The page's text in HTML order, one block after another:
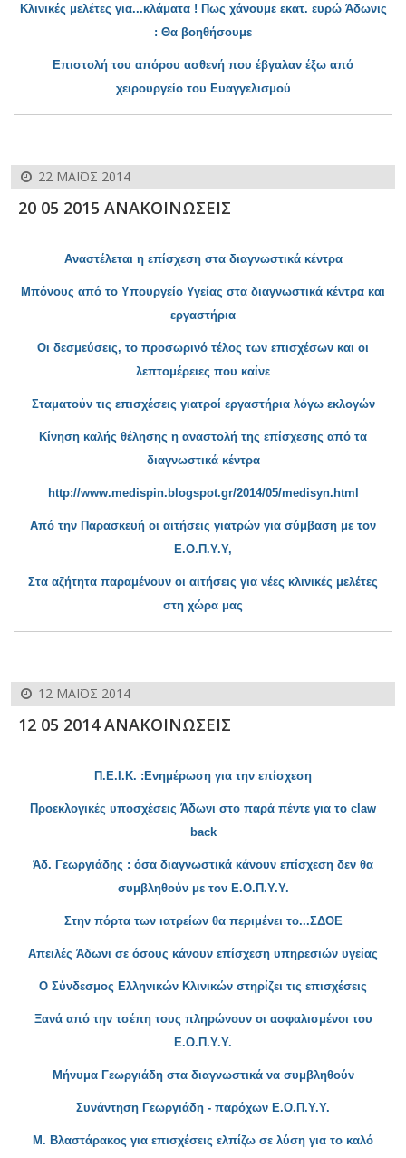
Κλινικές μελέτες για...κλάματα ! Πως χάνουμε εκατ. ευρώ Άδωνις
: Θα βοηθήσουμε
Επιστολή του απόρου ασθενή που έβγαλαν έξω από
χειρουργείο του Ευαγγελισμού
22 ΜΑΪΟΣ 2014
20 05 2015 ΑΝΑΚΟΙΝΩΣΕΙΣ
Αναστέλεται η επίσχεση στα διαγνωστικά κέντρα
Μπόνους από το Υπουργείο Υγείας στα διαγνωστικά κέντρα και
εργαστήρια
Οι δεσμεύσεις, το προσωρινό τέλος των επισχέσων και οι
λεπτομέρειες που καίνε
Σταματούν τις επισχέσεις γιατροί εργαστήρια λόγω εκλογών
Κίνηση καλής θέλησης η αναστολή της επίσχεσης από τα
διαγνωστικά κέντρα
http://www.medispin.blogspot.gr/2014/05/medisyn.html
Από την Παρασκευή οι αιτήσεις γιατρών για σύμβαση με τον
Ε.Ο.Π.Υ.Υ,
Στα αζήτητα παραμένουν οι αιτήσεις για νέες κλινικές μελέτες
στη χώρα μας
12 ΜΑΪΟΣ 2014
12 05 2014 ΑΝΑΚΟΙΝΩΣΕΙΣ
Π.Ε.Ι.Κ. :Ενημέρωση για την επίσχεση
Προεκλογικές υποσχέσεις Άδωνι στο παρά πέντε για το claw
back
Άδ. Γεωργιάδης : όσα διαγνωστικά κάνουν επίσχεση δεν θα
συμβληθούν με τον Ε.Ο.Π.Υ.Υ.
Στην πόρτα των ιατρείων θα περιμένει το...ΣΔΟΕ
Απειλές Άδωνι σε όσους κάνουν επίσχεση υπηρεσιών υγείας
Ο Σύνδεσμος Ελληνικών Κλινικών στηρίζει τις επισχέσεις
Ξανά από την τσέπη τους πληρώνουν οι ασφαλισμένοι του
Ε.Ο.Π.Υ.Υ.
Μήνυμα Γεωργιάδη στα διαγνωστικά να συμβληθούν
Συνάντηση Γεωργιάδη - παρόχων Ε.Ο.Π.Υ.Υ.
Μ. Βλαστάρακος για επισχέσεις ελπίζω σε λύση για το καλό